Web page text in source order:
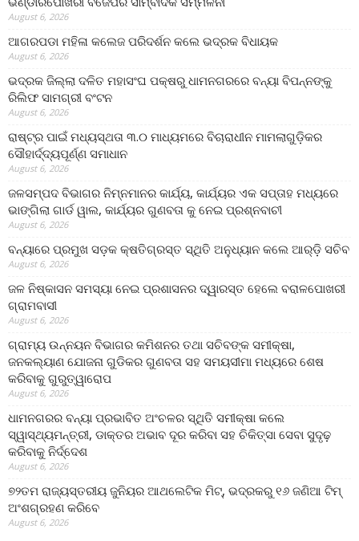
August 6, 2026
ଆଗରପଡା ମହିଳା କଲେଜ ପରିଦର୍ଶନ କଲେ ଭଦ୍ରକ ବିଧାୟକ
August 6, 2026
ଭଦ୍ରକ ଜିଲ୍ଲା ଦଳିତ ମହାସଂଘ ପକ୍ଷରୁ ଧାମନଗରରେ ବନ୍ୟା ବିପନ୍ନଙ୍କୁ
ରିଲିଫ ସାମଗ୍ରୀ ବଂଟନ
August 6, 2026
ରାଷ୍ଟ୍ର ପାଇଁ ମଧ୍ୟସ୍ଥତା ୩.୦ ମାଧ୍ୟମରେ ବିଚାରାଧୀନ ମାମଲାଗୁଡ଼ିକର
ସୌହାର୍ଦ୍ଦ୍ୟପୂର୍ଣ୍ଣ ସମାଧାନ
August 6, 2026
ଜଳସମ୍ପଦ ବିଭାଗର ନିମ୍ନମାନର କାର୍ଯ୍ୟ, କାର୍ଯ୍ୟର ଏକ ସପ୍ତାହ ମଧ୍ୟରେ
ଭାଙ୍ଗିଲା ଗାର୍ଡ ୱାଲ, କାର୍ଯ୍ୟର ଗୁଣବତା କୁ ନେଇ ପ୍ରଶ୍ନବାଚୀ
August 6, 2026
ବନ୍ୟାରେ ପ୍ରମୁଖ ସଡ଼କ କ୍ଷତିଗ୍ରସ୍ତ ସ୍ଥିତି ଅନୁଧ୍ୟାନ କଲେ ଆର୍‌ଡ଼ି ସଚିବ
August 6, 2026
ଜଳ ନିଷ୍କାସନ ସମସ୍ୟା ନେଇ ପ୍ରଶାସନର ଦ୍ୱାରସ୍ତ ହେଲେ ବରାଳପୋଖରୀ
ଗ୍ରାମବାସୀ
August 6, 2026
ଗ୍ରାମ୍ୟ ଉନ୍ନୟନ ବିଭାଗର କମିଶନର ତଥା ସଚିବଙ୍କ ସମୀକ୍ଷା,
ଜନକଲ୍ୟାଣ ଯୋଜନା ଗୁଡିକର ଗୁଣବତା ସହ ସମୟସୀମା ମଧ୍ୟରେ ଶେଷ
କରିବାକୁ ଗୁରୁତ୍ୱାରୋପ
August 6, 2026
ଧାମନଗରର ବନ୍ୟା ପ୍ରଭାବିତ ଅଂଚଳର ସ୍ଥିତି ସମୀକ୍ଷା କଲେ
ସ୍ୱାସ୍ଥ୍ୟମନ୍ତ୍ରୀ, ଡାକ୍ତର ଅଭାବ ଦୂର କରିବା ସହ ଚିକିତ୍ସା ସେବା ସୁଦୃଢ଼
କରିବାକୁ ନିର୍ଦ୍ଦେଶ
August 6, 2026
୭୨ତମ ରାଜ୍ୟସ୍ତରୀୟ ଜୁନିୟର ଆଥଲେଟିକ ମିଟ୍‌, ଭଦ୍ରକରୁ ୧୬ ଜଣିଆ ଟିମ୍
ଅଂଶଗ୍ରହଣ କରିବେ
August 6, 2026